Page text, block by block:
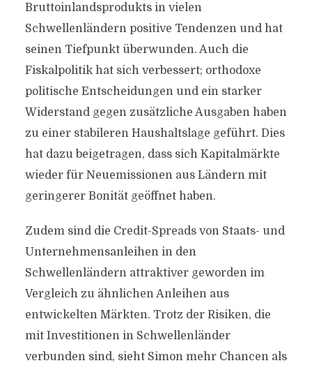
Bruttoinlandsprodukts in vielen
Schwellenländern positive Tendenzen und hat
seinen Tiefpunkt überwunden. Auch die
Fiskalpolitik hat sich verbessert; orthodoxe
politische Entscheidungen und ein starker
Widerstand gegen zusätzliche Ausgaben haben
zu einer stabileren Haushaltslage geführt. Dies
hat dazu beigetragen, dass sich Kapitalmärkte
wieder für Neuemissionen aus Ländern mit
geringerer Bonität geöffnet haben.
Zudem sind die Credit-Spreads von Staats- und
Unternehmensanleihen in den
Schwellenländern attraktiver geworden im
Vergleich zu ähnlichen Anleihen aus
entwickelten Märkten. Trotz der Risiken, die
mit Investitionen in Schwellenländer
verbunden sind, sieht Simon mehr Chancen als